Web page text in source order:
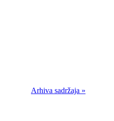
Arhiva sadržaja »